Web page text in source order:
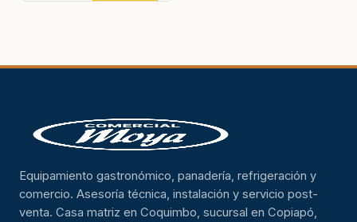
Equipamiento gastronómico, panadería, refrigeración y
comercio. Asesoría técnica, instalación y servicio post-
venta. Casa matriz en Coquimbo, sucursal en Copiapó,